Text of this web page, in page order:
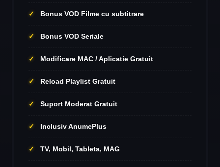
Bonus VOD Filme cu subtitrare
Bonus VOD Seriale
Modificare MAC / Aplicatie Gratuit
Reload Playlist Gratuit
Suport Moderat Gratuit
Inclusiv AnumePlus
TV, Mobil, Tableta, MAG